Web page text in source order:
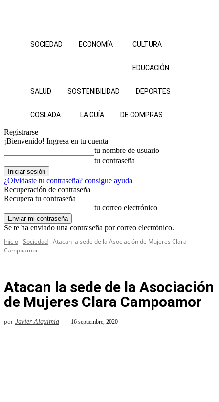
SOCIEDAD ECONOMÍA CULTURA
EDUCACIÓN
SALUD SOSTENIBILIDAD DEPORTES
COSLADA LA GUÍA DE COMPRAS
Registrarse
¡Bienvenido! Ingresa en tu cuenta
tu nombre de usuario
tu contraseña
¿Olvidaste tu contraseña? consigue ayuda
Recuperación de contraseña
Recupera tu contraseña
tu correo electrónico
Se te ha enviado una contraseña por correo electrónico.
Inicio Sociedad Atacan la sede de la Asociación de Mujeres Clara
Campoamor
Atacan la sede de la Asociación
de Mujeres Clara Campoamor
por Javier Alquimia 16 septiembre, 2020